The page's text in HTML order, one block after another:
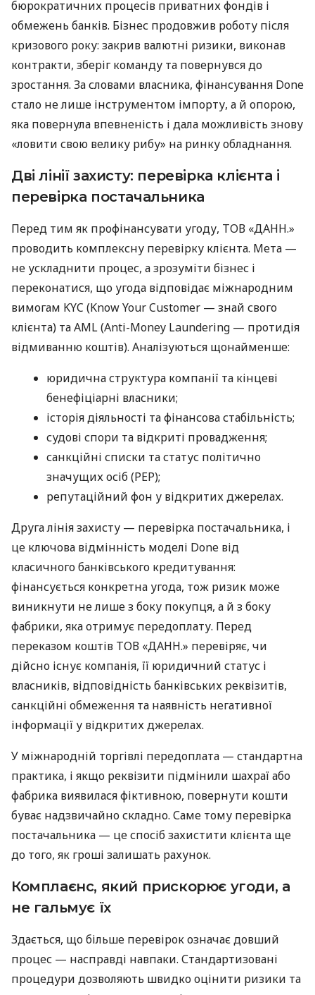
бюрократичних процесів приватних фондів і
обмежень банків. Бізнес продовжив роботу після
кризового року: закрив валютні ризики, виконав
контракти, зберіг команду та повернувся до
зростання. За словами власника, фінансування Done
стало не лише інструментом імпорту, а й опорою,
яка повернула впевненість і дала можливість знову
«ловити свою велику рибу» на ринку обладнання.
Дві лінії захисту: перевірка клієнта і
перевірка постачальника
Перед тим як профінансувати угоду, ТОВ «ДАНН.»
проводить комплексну перевірку клієнта. Мета —
не ускладнити процес, а зрозуміти бізнес і
переконатися, що угода відповідає міжнародним
вимогам KYC (Know Your Customer — знай свого
клієнта) та AML (Anti-Money Laundering — протидія
відмиванню коштів). Аналізуються щонайменше:
юридична структура компанії та кінцеві
бенефіціарні власники;
історія діяльності та фінансова стабільність;
судові спори та відкриті провадження;
санкційні списки та статус політично
значущих осіб (PEP);
репутаційний фон у відкритих джерелах.
Друга лінія захисту — перевірка постачальника, і
це ключова відмінність моделі Done від
класичного банківського кредитування:
фінансується конкретна угода, тож ризик може
виникнути не лише з боку покупця, а й з боку
фабрики, яка отримує передоплату. Перед
переказом коштів ТОВ «ДАНН.» перевіряє, чи
дійсно існує компанія, її юридичний статус і
власників, відповідність банківських реквізитів,
санкційні обмеження та наявність негативної
інформації у відкритих джерелах.
У міжнародній торгівлі передоплата — стандартна
практика, і якщо реквізити підмінили шахраї або
фабрика виявилася фіктивною, повернути кошти
буває надзвичайно складно. Саме тому перевірка
постачальника — це спосіб захистити клієнта ще
до того, як гроші залишать рахунок.
Комплаєнс, який прискорює угоди, а
не гальмує їх
Здається, що більше перевірок означає довший
процес — насправді навпаки. Стандартизовані
процедури дозволяють швидко оцінити ризики та